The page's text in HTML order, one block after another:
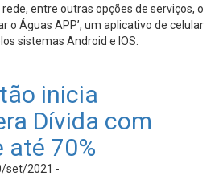
entre outras opções de serviços, o
o Águas APP’, um aplicativo de celular
sistemas Android e IOS.
inicia
Dívida com
até 70%
set/2021 -